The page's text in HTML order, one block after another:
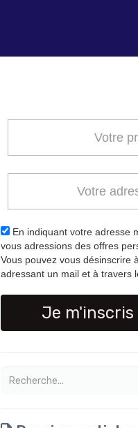
En indiquant votre adresse
vous adressions des offres
Vous pouvez vous désinscrire
adressant un mail et à travers
Je